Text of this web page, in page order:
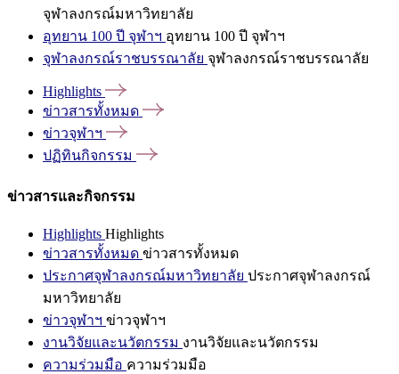
จุฬาลงกรณ์มหาวิทยาลัย
อุทยาน 100 ปี จุฬาฯ อุทยาน 100 ปี จุฬาฯ
จุฬาลงกรณ์ราชบรรณาลัย จุฬาลงกรณ์ราชบรรณาลัย
Highlights
ข่าวสารทั้งหมด
ข่าวจุฬาฯ
ปฏิทินกิจกรรม
ข่าวสารและกิจกรรม
Highlights Highlights
ข่าวสารทั้งหมด ข่าวสารทั้งหมด
ประกาศจุฬาลงกรณ์มหาวิทยาลัย ประกาศจุฬาลงกรณ์
มหาวิทยาลัย
ข่าวจุฬาฯ ข่าวจุฬาฯ
งานวิจัยและนวัตกรรม งานวิจัยและนวัตกรรม
ความร่วมมือ ความร่วมมือ